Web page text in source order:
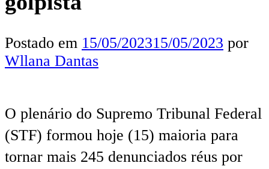
Postado em 15/05/202315/05/2023 por
Wllana Dantas
O plenário do Supremo Tribunal Federal
(STF) formou hoje (15) maioria para
tornar mais 245 denunciados réus por